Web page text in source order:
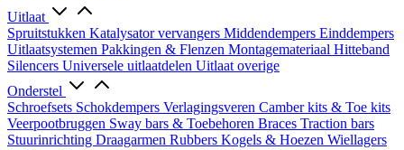
Uitlaat
Spruitstukken Katalysator vervangers Middendempers Einddempers
Uitlaatsystemen Pakkingen & Flenzen Montagemateriaal Hitteband
Silencers Universele uitlaatdelen Uitlaat overige
Onderstel
Schroefsets Schokdempers Verlagingsveren Camber kits & Toe kits
Veerpootbruggen Sway bars & Toebehoren Braces Traction bars
Stuurinrichting Draagarmen Rubbers Kogels & Hoezen Wiellagers